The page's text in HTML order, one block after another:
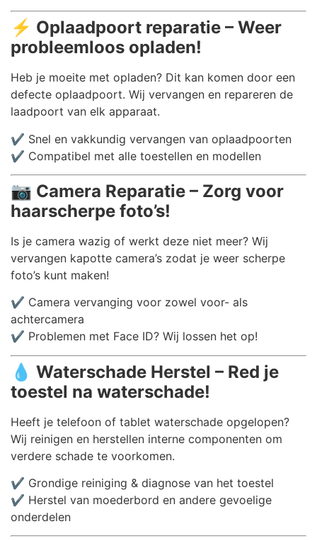
⚡ Oplaadpoort reparatie – Weer
probleemloos opladen!
Heb je moeite met opladen? Dit kan komen door een
defecte oplaadpoort. Wij vervangen en repareren de
laadpoort van elk apparaat.
✔️ Snel en vakkundig vervangen van oplaadpoorten
✔️ Compatibel met alle toestellen en modellen
📷 Camera Reparatie – Zorg voor
haarscherpe foto’s!
Is je camera wazig of werkt deze niet meer? Wij
vervangen kapotte camera’s zodat je weer scherpe
foto’s kunt maken!
✔️ Camera vervanging voor zowel voor- als
achtercamera
✔️ Problemen met Face ID? Wij lossen het op!
💧 Waterschade Herstel – Red je
toestel na waterschade!
Heeft je telefoon of tablet waterschade opgelopen?
Wij reinigen en herstellen interne componenten om
verdere schade te voorkomen.
✔️ Grondige reiniging & diagnose van het toestel
✔️ Herstel van moederbord en andere gevoelige
onderdelen